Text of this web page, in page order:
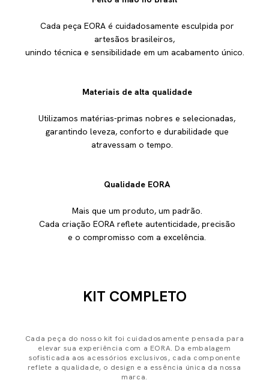
Cada peça EORA é cuidadosamente esculpida por
artesãos brasileiros,
unindo técnica e sensibilidade em um acabamento único.
Materiais de alta qualidade
Utilizamos matérias-primas nobres e selecionadas,
garantindo leveza, conforto e durabilidade que
atravessam o tempo.
Qualidade EORA
Mais que um produto, um padrão.
Cada criação EORA reflete autenticidade, precisão
e o compromisso com a excelência.
KIT COMPLETO
Cada peça do nosso kit foi cuidadosamente pensada para
elevar sua experiência com a EORA. Da embalagem
sofisticada aos acessórios exclusivos, cada componente
reflete a qualidade, o design e a essência única da nossa
marca.